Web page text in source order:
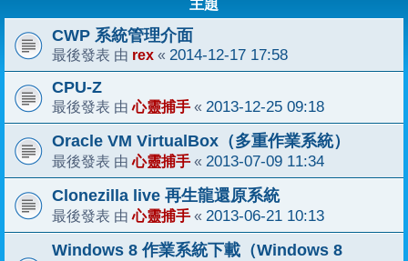
主題
CWP 系統管理介面
最後發表 由 rex « 2014-12-17 17:58
CPU-Z
最後發表 由心靈捕手 « 2013-12-25 09:18
Oracle VM VirtualBox（多重作業系統）
最後發表 由心靈捕手 « 2013-07-09 11:34
Clonezilla live 再生龍還原系統
最後發表 由心靈捕手 « 2013-06-21 10:13
Windows 8 作業系統下載（Windows 8